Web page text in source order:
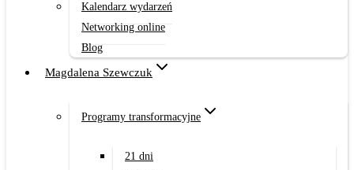
Kalendarz wydarzeń
Networking online
Blog
Magdalena Szewczuk
Programy transformacyjne
21 dni